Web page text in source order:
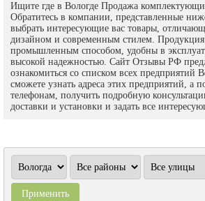
Ищите где в Вологде Продажа
Обратитесь в компании, представленные
выбрать интересующие вас товары,
дизайном и современным стилем. Продукция
промышленным способом, удобны в
высокой надежностью. Сайт Отзывы РФ
ознакомиться со списком всех предприятий
сможете узнать адреса этих предприятий, а
телефонам, получить подробную
доставки и установки и задать все